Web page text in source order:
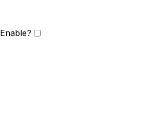
Enable?